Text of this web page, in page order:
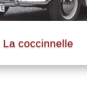
La coccinnelle